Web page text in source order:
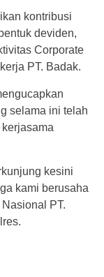
kontribusi
deviden,
Corporate
PT. Badak.
selama ini telah
kesini
kami berusaha
PT.